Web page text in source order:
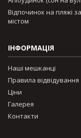
Відпочинок на пляжі за
містом
ІНФОРМАЦІЯ
Наші мешканці
Правила відвідування
Ціни
Галерея
Контакти